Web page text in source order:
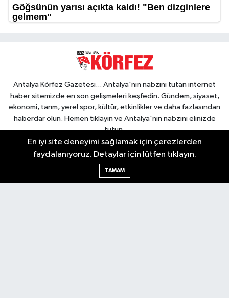
Antalya Körfez Gazetesi... Antalya'nın nabzını tutan internet
haber sitemizde en son gelişmeleri keşfedin. Gündem, siyaset,
ekonomi, tarım, yerel spor, kültür, etkinlikler ve daha fazlasından
haberdar olun. Hemen tıklayın ve Antalya'nın nabzını elinizde
tutun.
Nöbetçi Eczaneler
En iyi site deneyimi sağlamak için çerezlerden
faydalanıyoruz. Detaylar için lütfen tıklayın.
TAMAM